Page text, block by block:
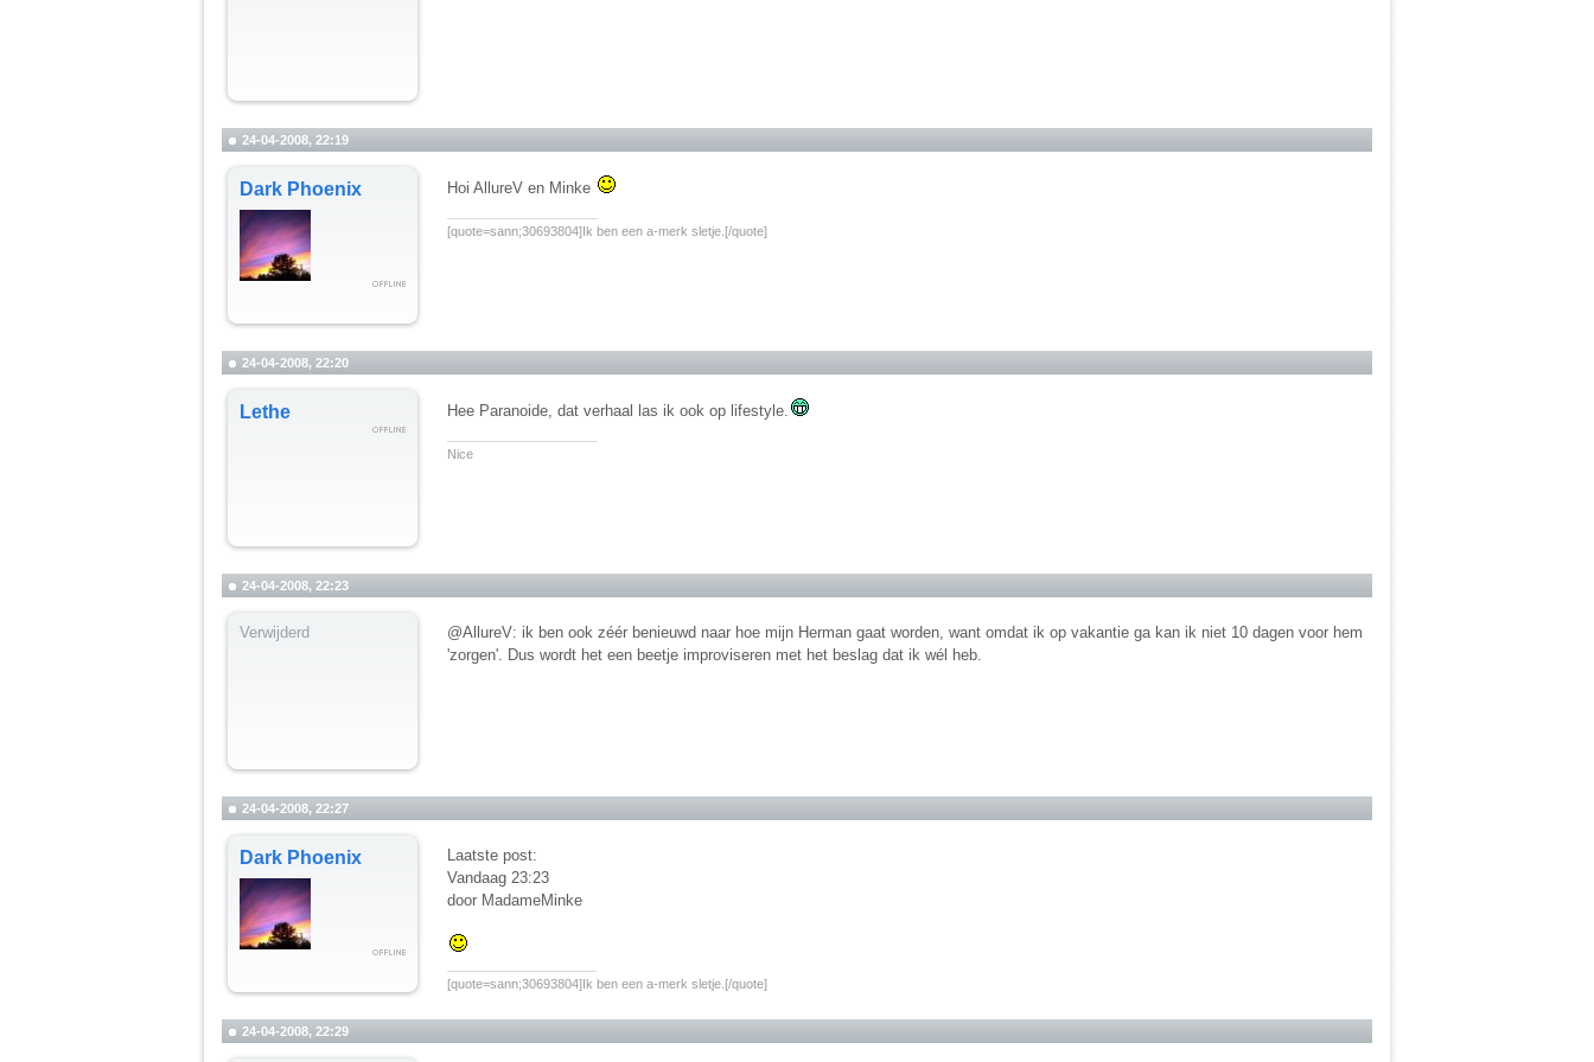
24-04-2008, 22:19
Dark Phoenix
Hoi AllureV en Minke
[quote=sann;30693804]Ik ben een a-merk sletje.[/quote]
24-04-2008, 22:20
Lethe
Hee Paranoide, dat verhaal las ik ook op lifestyle.
Nice
24-04-2008, 22:23
Verwijderd
@AllureV: ik ben ook zéér benieuwd naar hoe mijn Herman gaat worden, want omdat ik op vakantie ga kan ik niet 10 dagen voor hem
'zorgen'. Dus wordt het een beetje improviseren met het beslag dat ik wél heb.
24-04-2008, 22:27
Dark Phoenix
Laatste post:
Vandaag 23:23
door MadameMinke
[quote=sann;30693804]Ik ben een a-merk sletje.[/quote]
24-04-2008, 22:29